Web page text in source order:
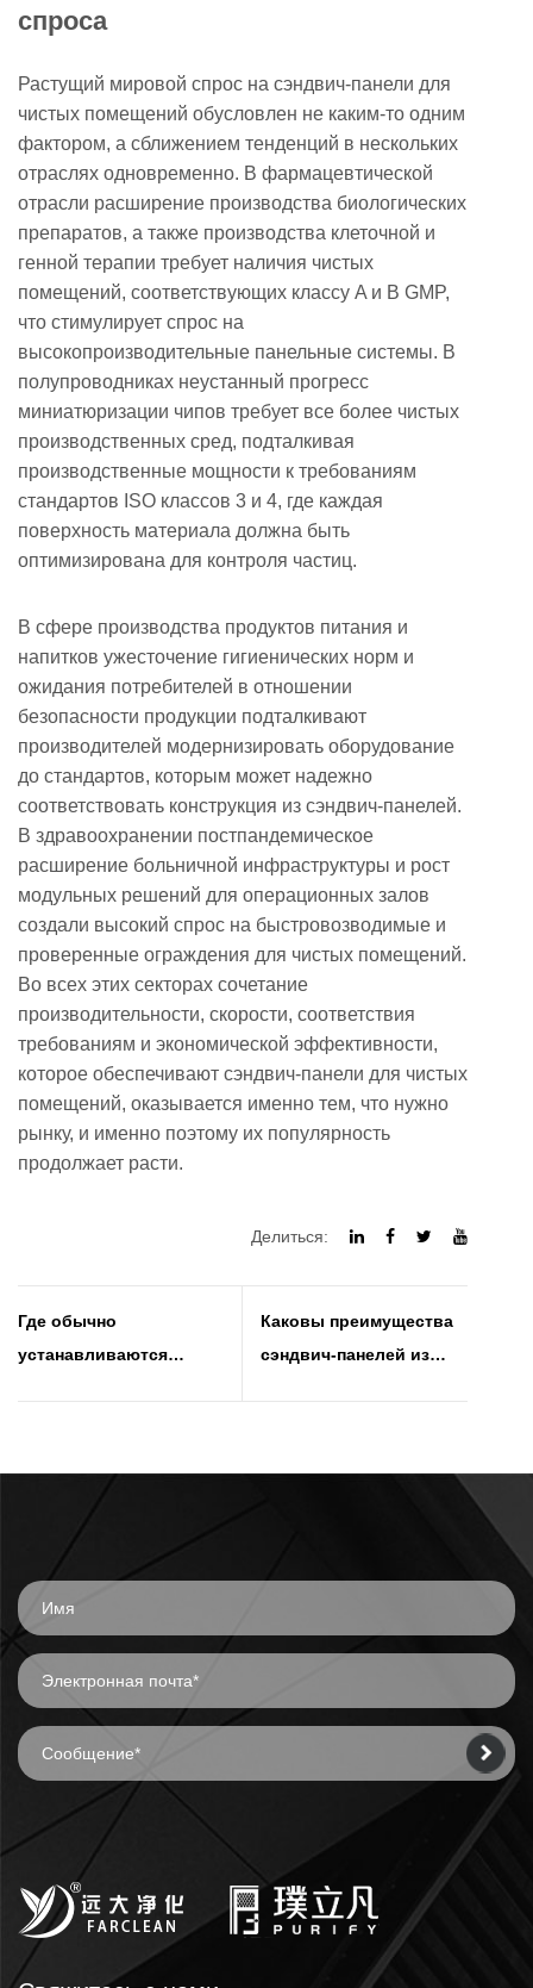
спроса
Растущий мировой спрос на сэндвич-панели для
чистых помещений обусловлен не каким-то одним
фактором, а сближением тенденций в нескольких
отраслях одновременно. В фармацевтической
отрасли расширение производства биологических
препаратов, а также производства клеточной и
генной терапии требует наличия чистых
помещений, соответствующих классу A и B GMP,
что стимулирует спрос на
высокопроизводительные панельные системы. В
полупроводниках неустанный прогресс
миниатюризации чипов требует все более чистых
производственных сред, подталкивая
производственные мощности к требованиям
стандартов ISO классов 3 и 4, где каждая
поверхность материала должна быть
оптимизирована для контроля частиц.
В сфере производства продуктов питания и
напитков ужесточение гигиенических норм и
ожидания потребителей в отношении
безопасности продукции подталкивают
производителей модернизировать оборудование
до стандартов, которым может надежно
соответствовать конструкция из сэндвич-панелей.
В здравоохранении постпандемическое
расширение больничной инфраструктуры и рост
модульных решений для операционных залов
создали высокий спрос на быстровозводимые и
проверенные ограждения для чистых помещений.
Во всех этих секторах сочетание
производительности, скорости, соответствия
требованиям и экономической эффективности,
которое обеспечивают сэндвич-панели для чистых
помещений, оказывается именно тем, что нужно
рынку, и именно поэтому их популярность
продолжает расти.
Делиться:
Где обычно
устанавливаются
Каковы преимущества
сэндвич-панелей из